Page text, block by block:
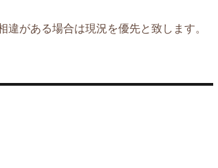
違がある場合は現況を優先と致します。